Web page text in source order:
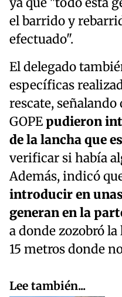
ya que "todo está
el barrido y
efectuado".
El delegado
específicas
rescate,
GOPEpudieron
de la lancha que
verificar si había
Además, indicó
introducir en
generan en la
a donde zozobró la
15 metros donde
Lee también...